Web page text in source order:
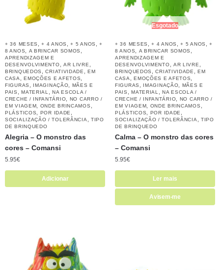
+ 36 MESES ,+ 4 ANOS ,+ 5 ANOS ,+
8 ANOS
A BRINCAR SOMOS
APRENDIZAGEM E
DESENVOLVIMENTO
AR LIVRE
BRINQUEDOS ,CRIATIVIDADE ,EM
CASA
,EMOÇÕES E AFETOS
FIGURAS IMAGINAÇÃO
MÃES E
PAIS
,MATERIAL ,NA ESCOLA /
CRECHE / INFANTÁRIO
NO CARRO /
EM VIAGEM
ONDE BRINCAMOS
PLÁSTICOS POR IDADE
SOCIALIZAÇÃO / TOLERÂNCIA
TIPO
DE BRINQUEDO
Alegria – O monstro das
cores – Comansi
5.95€
Adicionar
Esgotado
+ 36 MESES ,+ 4 ANOS ,+ 5 ANOS ,+
8 ANOS
A BRINCAR SOMOS
APRENDIZAGEM E
DESENVOLVIMENTO
AR LIVRE
BRINQUEDOS ,CRIATIVIDADE ,EM
CASA
,EMOÇÕES E AFETOS
FIGURAS IMAGINAÇÃO
MÃES E
PAIS
,MATERIAL ,NA ESCOLA /
CRECHE / INFANTÁRIO
NO CARRO /
EM VIAGEM
ONDE BRINCAMOS
PLÁSTICOS POR IDADE
SOCIALIZAÇÃO / TOLERÂNCIA
TIPO
DE BRINQUEDO
Calma – O monstro das cores
– Comansi
5.95€
Ler mais
Avisem-me